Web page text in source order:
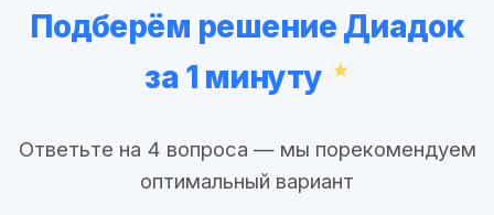
Подберём решение Диадок
за 1 минуту
Ответьте на 4 вопроса — мы порекомендуем
оптимальный вариант